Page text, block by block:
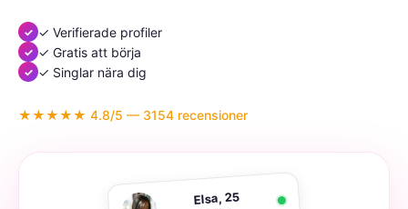
✓ Verifierade profiler
✓ Gratis att börja
✓ Singlar nära dig
★★★★★ 4.8/5 — 3154 recensioner
Elsa, 25